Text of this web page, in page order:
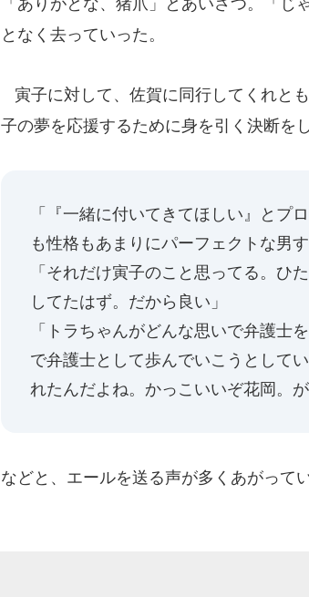
となく去っていった。
寅子に対して、佐賀に同行してくれと
子の夢を応援するために身を引く決断を
「『一緒に付いてきてほしい』とプ
も性格もあまりにパーフェクトな男す
「それだけ寅子のこと思ってる。ひ
してたはず。だから良い」
「トラちゃんがどんな思いで弁護士
で弁護士として歩んでいこうとして
れたんだよね。かっこいいぞ花岡。が
などと、エールを送る声が多くあがってい